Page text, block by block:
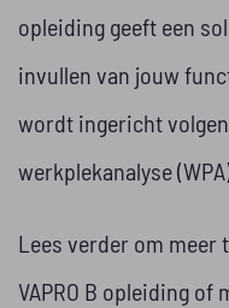
opleiding geeft een
invullen van jouw
wordt ingericht
werkplekanalyse
Lees verder om meer
VAPRO B opleiding of